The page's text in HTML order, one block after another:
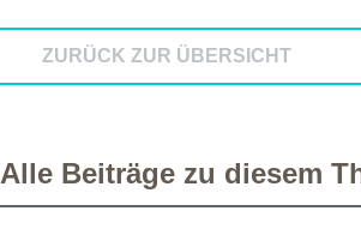
ZURÜCK ZUR ÜBERSICHT
Alle Beiträge zu diesem